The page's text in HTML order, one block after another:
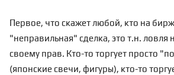
Первое, что скажет любой, кто на
"неправильная" сделка, это т.н. ловля
своему прав. Кто-то торгует просто
(японские свечи, фигуры), кто-то